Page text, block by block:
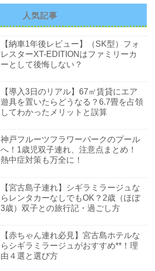
人気記事
【納車1年後レビュー】（SK型）フォ
レスターXT-EDITIONはファミリーカ
ーとして後悔しない？
【導入3日のリアル】67㎡賃貸にエア
遊具を置いたらどうなる？6.7畳を占領
してわかったメリットと誤算
神戸フルーツフラワーパークのプール
へ！1歳児双子連れ、注意点まとめ！
熱中症対策も万全に！
【宮古島子連れ】シギラミラージュな
らレンタカーなしでもOK？2歳（ほぼ
3歳）双子との旅行記・過ごし方
【赤ちゃん連れ必見】宮古島ホテルな
らシギラミラージュがおすすめ**！理
由４選と選び方